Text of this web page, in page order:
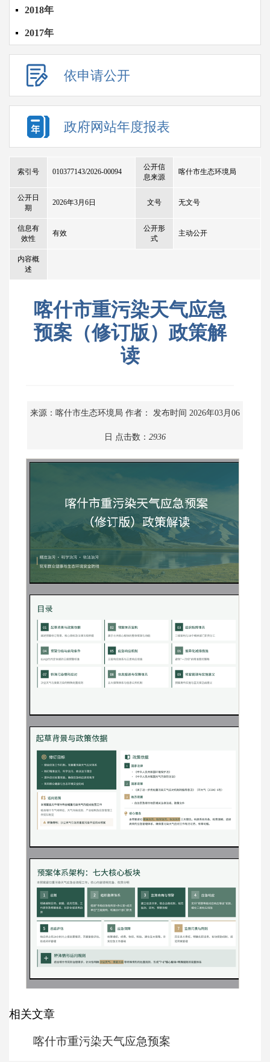
2018年
2017年
依申请公开
政府网站年度报表
索引号 010377143/2026-00094
公开信
息来源
喀什市生态环境局
公开日
期
2026年3月6日 文号 无文号
信息有
效性
有效
公开形
式
主动公开
内容概
述
喀什市重污染天气应急
预案（修订版）政策解
读
来源：喀什市生态环境局 作者： 发布时间 2026年03月06
日 点击数： 2936
相关文章
喀什市重污染天气应急预案